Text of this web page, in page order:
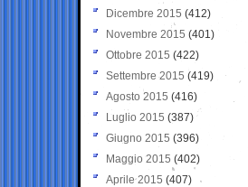
Dicembre 2015 (412)
Novembre 2015 (401)
Ottobre 2015 (422)
Settembre 2015 (419)
Agosto 2015 (416)
Luglio 2015 (387)
Giugno 2015 (396)
Maggio 2015 (402)
Aprile 2015 (407)